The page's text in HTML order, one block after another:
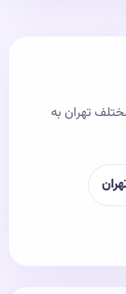
تهران به